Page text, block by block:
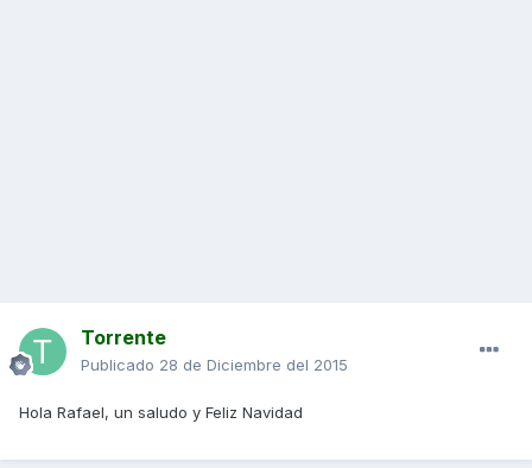
Torrente
Publicado 28 de Diciembre del 2015
Hola Rafael, un saludo y Feliz Navidad